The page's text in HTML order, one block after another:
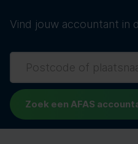
Vind jouw accountant in